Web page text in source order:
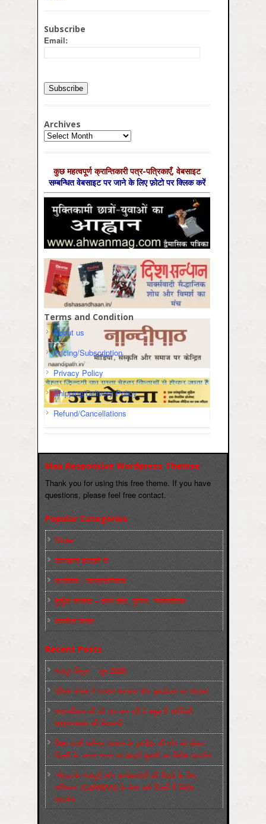
Subscribe
Email:
Archives
Archives
कुछ महत्‍वपूर्ण क्रान्तिकारी पत्र-पत्रिकाएँ, वेबसाइट
सम्‍बन्धित वेबसाइट पर जाने के लिए फ़ोटो पर क्लिक करें
Terms and Condition
About us
Pricing/Subscription
Privacy Policy
Shipping/Delivery Policy
Refund/Cancellations
Max Responsive Wordpress Themse
Thank you for using this free theme. If you have
questions, please feel free contact.
Popular Categories
Slider
कारख़ाना इलाक़ों से
फ़ासीवाद / साम्‍प्रदायिकता
बुर्जुआ जनवाद – दमन तंत्र, पुलिस, न्‍यायपालिका
संघर्षरत जनता
Recent Posts
मज़दूर बिगुल – जून 2026
पश्चिम बंगाल में भाजपा सरकार और बुलडोज़र का आतंक!
अमानवीयता की हदें पार कर रही है क्यूबा में अमेरिकी
साम्राज्यवाद की घेराबन्दी
शिक्षा मंत्री धर्मेन्द्र प्रधान के इस्तीफ़े की माँग को लेकर
दिल्ली के जन्तर-मन्तर पर छात्रों-युवाओं का विरोध प्रदर्शन
‘नोएडा के मज़दूरों और कार्यकर्ताओं की रिहाई के लिए
अभियान’ (CaRWAN) के बैनर तले दिल्ली में विरोध
प्रदर्शन